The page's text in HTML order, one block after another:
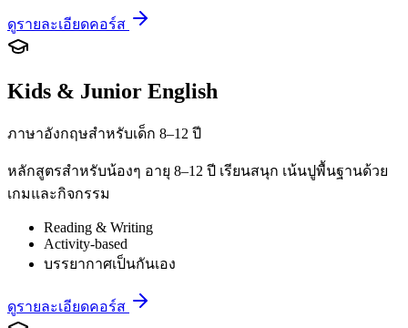
ดูรายละเอียดคอร์ส
Kids & Junior English
ภาษาอังกฤษสำหรับเด็ก 8–12 ปี
หลักสูตรสำหรับน้องๆ อายุ 8–12 ปี เรียนสนุก เน้นปูพื้นฐานด้วย
เกมและกิจกรรม
Reading & Writing
Activity-based
บรรยากาศเป็นกันเอง
ดูรายละเอียดคอร์ส